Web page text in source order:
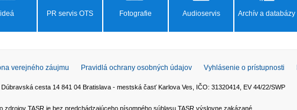
PR servis OTS Fotografie Audioservis Archív a databázy
verejného záujmu Pravidlá ochrany osobných údajov Vyhlásenie o prístupnosti
cesta 14 841 04 Bratislava - mestská časť Karlova Ves, IČO: 31320414, EV 44/22/SWP
TASR je bez predchádzajúceho písomného súhlasu TASR výslovne zakázané.